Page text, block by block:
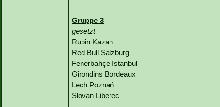
Gruppe 3
gesetzt
Rubin Kazan
Red Bull Salzburg
Fenerbahçe Istanbul
Girondins Bordeaux
Lech Poznań
Slovan Liberec